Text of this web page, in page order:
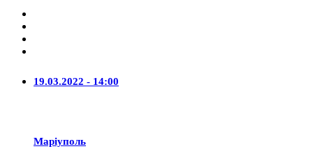
19.03.2022 - 14:00
Маріуполь